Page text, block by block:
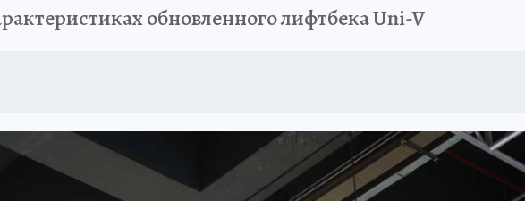
обновленного лифтбека Uni-V